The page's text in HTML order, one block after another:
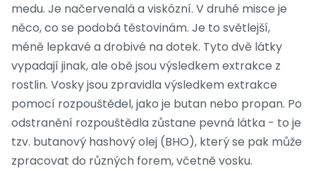
medu. Je načervenalá a viskózní. V druhé misce je
něco, co se podobá těstovinám. Je to světlejší,
méně lepkavé a drobivé na dotek. Tyto dvě látky
vypadají jinak, ale obě jsou výsledkem extrakce z
rostlin. Vosky jsou zpravidla výsledkem extrakce
pomocí rozpouštědel, jako je butan nebo propan. Po
odstranění rozpouštědla zůstane pevná látka - to je
tzv. butanový hashový olej (BHO), který se pak může
zpracovat do různých forem, včetně vosku.